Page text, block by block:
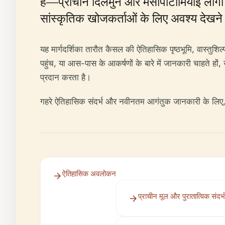
सांस्कृतिक खोजकर्ताओं के लिए अवश्य देखने
यह मार्गदर्शिका तारौत कैसल की ऐतिहासिक पृष्ठभूमि,
पहुंच, या आस-पास के आकर्षणों के बारे में जानकारी चाहते
प्रदान करता है।
गहरे ऐतिहासिक संदर्भ और नवीनतम आगंतुक जानकारी के
ऐतिहासिक अवलोकन
प्राचीन मूल और पुरातात्विक संदर्भ